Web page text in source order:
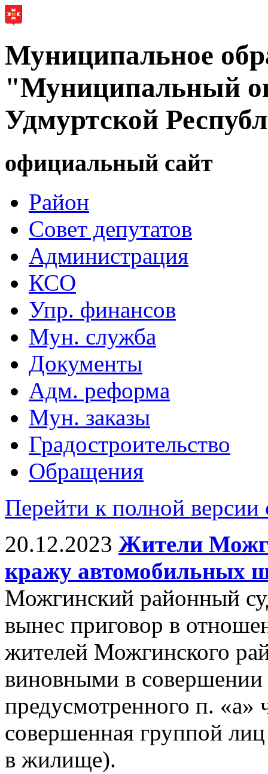
Муниципальное
"Муниципальный
Удмуртской
официальный сайт
Район
Совет депутатов
Администрация
КСО
Упр. финансов
Мун. служба
Документы
Адм. реформа
Мун. заказы
Градостроительство
Обращения
Перейти к полной версии
20.12.2023 Жители
кражу автомобильных
Можгинский районный
вынес приговор в
жителей Можгинского
виновными в совершении
предусмотренного п.
совершенная группой
в жилище).